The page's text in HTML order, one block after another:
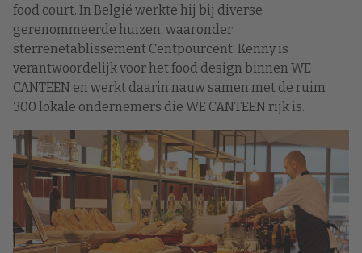
food court. In België werkte hij bij diverse
gerenommeerde huizen, waaronder
sterrenetablissement Centpourcent. Kenny is
verantwoordelijk voor het food design binnen WE
CANTEEN en werkt daarin nauw samen met de ruim
300 lokale ondernemers die WE CANTEEN rijk is.